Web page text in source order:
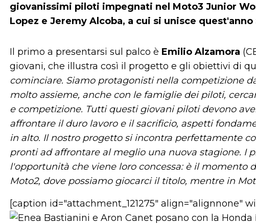
giovanissimi piloti impegnati nel Moto3 Junior
Lopez e Jeremy Alcoba, a cui si unisce quest'anno
Il primo a presentarsi sul palco è Emilio Alzamora
giovani, che illustra così il progetto e gli obiettivi di
cominciare. Siamo protagonisti nella competizione
molto assieme, anche con le famiglie dei piloti,
e competizione. Tutti questi giovani piloti devono
affrontare il duro lavoro e il sacrificio, aspetti
in alto. Il nostro progetto si incontra perfettamente
pronti ad affrontare al meglio una nuova stagione. I
l'opportunità che viene loro concessa: è il momento
Moto2, dove possiamo giocarci il titolo, mentre in
[caption id="attachment_121275" align="alignnone"